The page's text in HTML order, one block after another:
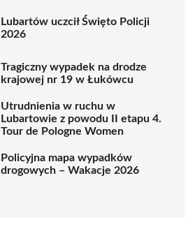
Lubartów uczcił Święto Policji
2026
Tragiczny wypadek na drodze
krajowej nr 19 w Łukówcu
Utrudnienia w ruchu w
Lubartowie z powodu II etapu 4.
Tour de Pologne Women
Policyjna mapa wypadków
drogowych – Wakacje 2026